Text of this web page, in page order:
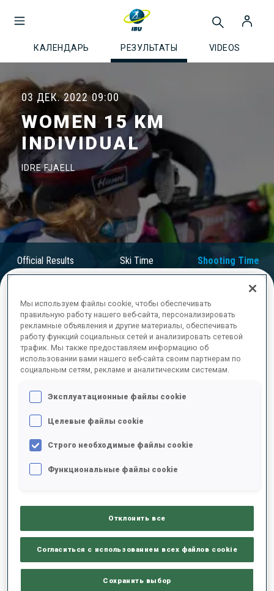
КАЛЕНДАРЬ РЕЗУЛЬТАТЫ VIDEOS
03 ДЕК. 2022 09:00
WOMEN 15 KM
INDIVIDUAL
IDRE FJAELL
Official Results Ski Time Shooting Time
ОКОНЧАТЕЛЬНЫЕ РЕЗУЛЬТАТЫ –
SHOOTING TIME
NOR 0 0 0 1
0
+12.5
4 43 A. MERKUSHYNA
UKR 0 0 1 0
OSL
Мы используем файлы cookie, чтобы обеспечивать
правильную работу нашего веб-сайта, персонализировать
рекламные объявления и другие материалы, обеспечивать
работу функций социальных сетей и анализировать сетевой
трафик. Мы также предоставляем информацию об
использовании вами нашего веб-сайта своим партнерам по
социальным сетям, рекламе и аналитическим системам.
Эксплуатационные файлы cookie
Целевые файлы cookie
Строго необходимые файлы cookie
Функциональные файлы cookie
Отклонить все
Согласиться с использованием всех файлов cookie
Сохранить выбор